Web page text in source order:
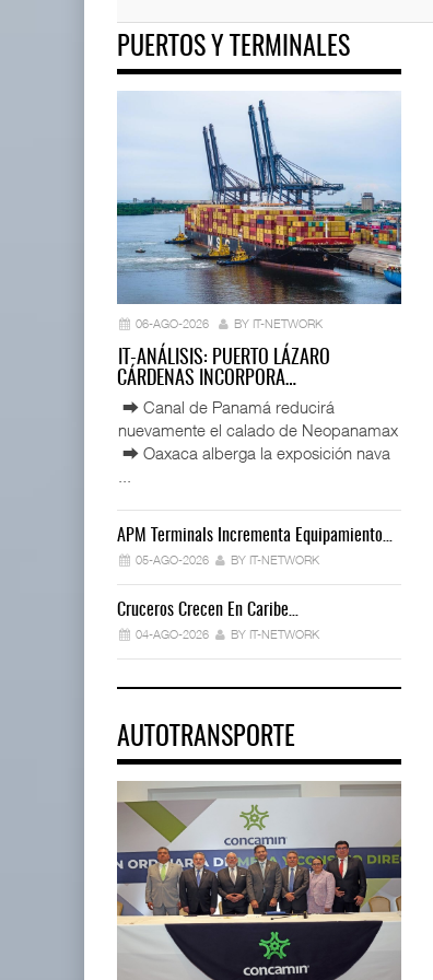
PUERTOS Y TERMINALES
06-AGO-2026 BY IT-NETWORK
IT-ANÁLISIS: PUERTO LÁZARO
CÁRDENAS INCORPORA…
⮕ Canal de Panamá reducirá
nuevamente el calado de Neopanamax
⮕ Oaxaca alberga la exposición nava
APM Terminals Incrementa Equipamiento…
05-AGO-2026 BY IT-NETWORK
Cruceros Crecen En Caribe…
04-AGO-2026 BY IT-NETWORK
AUTOTRANSPORTE
EE.UU. plantea nuevas
restricciones para trip ...
05 AGO 2026